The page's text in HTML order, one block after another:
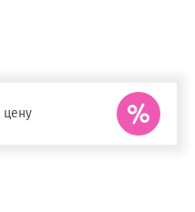
цену